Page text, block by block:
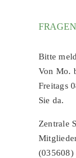
Bitte
Von Mo.
Freitags
Sie da.
Zentrale
(035608)